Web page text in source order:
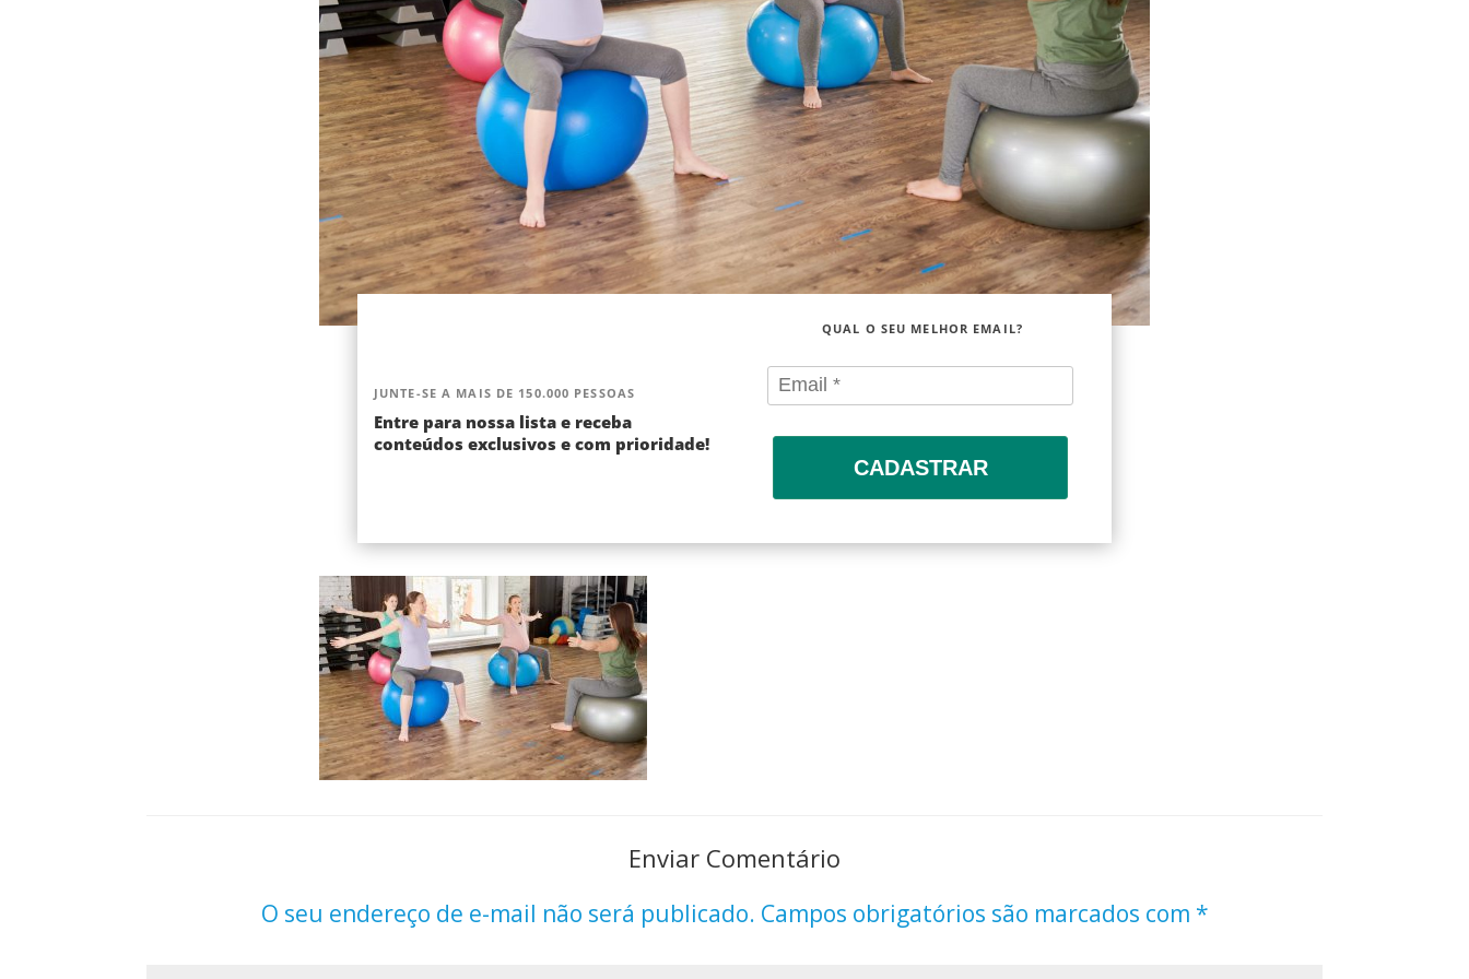
JUNTE-SE A MAIS DE 150.000 PESSOAS
Entre para nossa lista e receba
conteúdos exclusivos e com prioridade!
QUAL O SEU MELHOR EMAIL?
CADASTRAR
Enviar Comentário
O seu endereço de e-mail não será publicado. Campos obrigatórios são marcados com *